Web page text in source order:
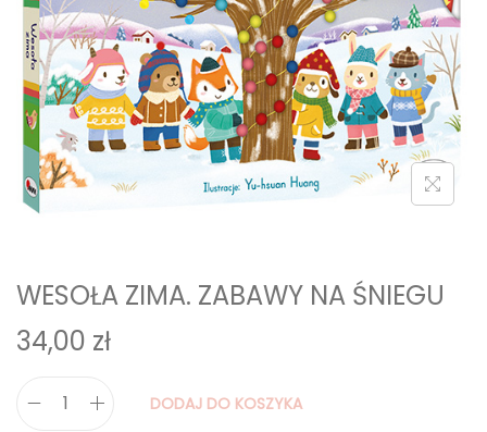
i
o
n
WESOŁA ZIMA. ZABAWY NA ŚNIEGU
34,00 zł
DODAJ DO KOSZYKA